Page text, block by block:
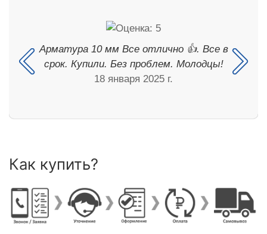
Арматура 10 мм Все отлично 👍. Все в
срок. Купили. Без проблем. Молодцы!
18 января 2025 г.
Как купить?